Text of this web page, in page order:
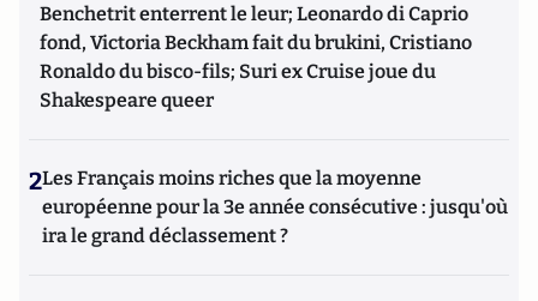
Benchetrit enterrent le leur; Leonardo di Caprio
fond, Victoria Beckham fait du brukini, Cristiano
Ronaldo du bisco-fils; Suri ex Cruise joue du
Shakespeare queer
2Les Français moins riches que la moyenne
européenne pour la 3e année consécutive : jusqu'où
ira le grand déclassement ?